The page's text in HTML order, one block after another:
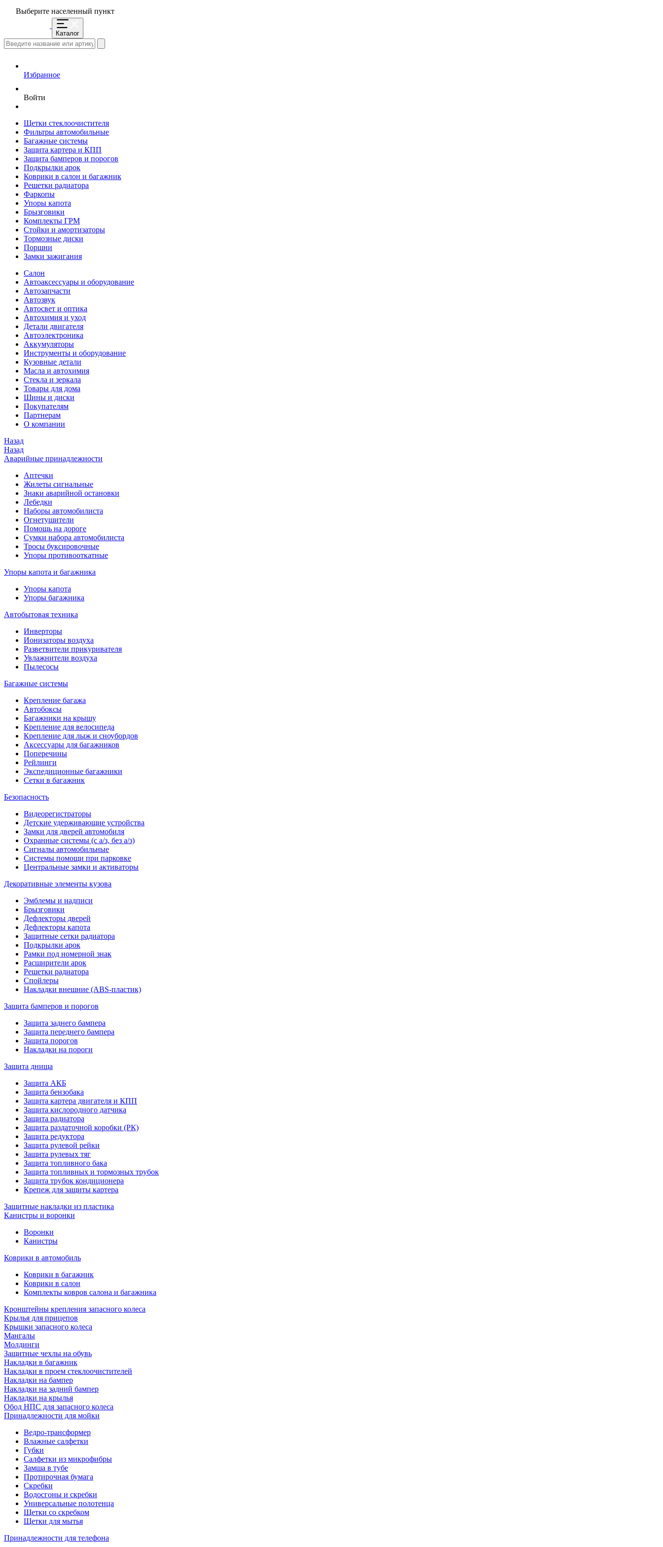
Выберите населенный пункт
Каталог
Избранное
Войти
Щетки стеклоочистителя
Фильтры автомобильные
Багажные системы
Защита картера и КПП
Защита бамперов и порогов
Подкрылки арок
Коврики в салон и багажник
Решетки радиатора
Фаркопы
Упоры капота
Брызговики
Комплекты ГРМ
Стойки и амортизаторы
Тормозные диски
Поршни
Замки зажигания
Салон
Автоаксессуары и оборудование
Автозапчасти
Автозвук
Автосвет и оптика
Автохимия и уход
Детали двигателя
Автоэлектроника
Аккумуляторы
Инструменты и оборудование
Кузовные детали
Масла и автохимия
Стекла и зеркала
Товары для дома
Шины и диски
Покупателям
Партнерам
О компании
Назад
Назад
Аварийные принадлежности
Аптечки
Жилеты сигнальные
Знаки аварийной остановки
Лебедки
Наборы автомобилиста
Огнетушители
Помощь на дороге
Сумки набора автомобилиста
Тросы буксировочные
Упоры противооткатные
Упоры капота и багажника
Упоры капота
Упоры багажника
Автобытовая техника
Инверторы
Ионизаторы воздуха
Разветвители прикуривателя
Увлажнители воздуха
Пылесосы
Багажные системы
Крепление багажа
Автобоксы
Багажники на крышу
Крепление для велосипеда
Крепление для лыж и сноубордов
Аксессуары для багажников
Поперечины
Рейлинги
Экспедиционные багажники
Сетки в багажник
Безопасность
Видеорегистраторы
Детские удерживающие устройства
Замки для дверей автомобиля
Охранные системы (с а/з, без а/з)
Сигналы автомобильные
Системы помощи при парковке
Центральные замки и активаторы
Декоративные элементы кузова
Эмблемы и надписи
Брызговики
Дефлекторы дверей
Дефлекторы капота
Защитные сетки радиатора
Подкрылки арок
Рамки под номерной знак
Расширители арок
Решетки радиатора
Спойлеры
Накладки внешние (ABS-пластик)
Защита бамперов и порогов
Защита заднего бампера
Защита переднего бампера
Защита порогов
Накладки на пороги
Защита днища
Защита АКБ
Защита бензобака
Защита картера двигателя и КПП
Защита кислородного датчика
Защита радиатора
Защита раздаточной коробки (РК)
Защита редуктора
Защита рулевой рейки
Защита рулевых тяг
Защита топливного бака
Защита топливных и тормозных трубок
Защита трубок кондиционера
Крепеж для защиты картера
Защитные накладки из пластика
Канистры и воронки
Воронки
Канистры
Коврики в автомобиль
Коврики в багажник
Коврики в салон
Комплекты ковров салона и багажника
Кронштейны крепления запасного колеса
Крылья для прицепов
Крышки запасного колеса
Мангалы
Молдинги
Защитные чехлы на обувь
Накладки в багажник
Накладки в проем стеклоочистителей
Накладки на бампер
Накладки на задний бампер
Накладки на крылья
Обод НПС для запасного колеса
Принадлежности для мойки
Ведро-трансформер
Влажные салфетки
Губки
Салфетки из микрофибры
Замша в тубе
Протирочная бумага
Скребки
Водосгоны и скребки
Универсальные полотенца
Щетки со скребком
Щетки для мытья
Принадлежности для телефона